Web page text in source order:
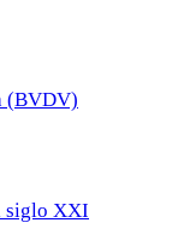
(BVDV)
siglo XXI